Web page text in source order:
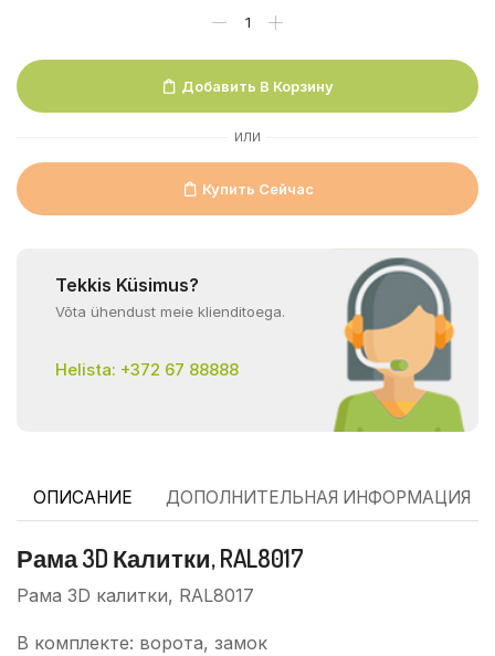
Добавить В Корзину
ИЛИ
Купить Сейчас
Tekkis Küsimus?
Võta ühendust meie klienditoega.
Helista: +372 67 88888
ОПИСАНИЕ ДОПОЛНИТЕЛЬНАЯ ИНФОРМАЦИЯ
Рама 3D Калитки, RAL8017
Рама 3D калитки, RAL8017
В комплекте: ворота, замок